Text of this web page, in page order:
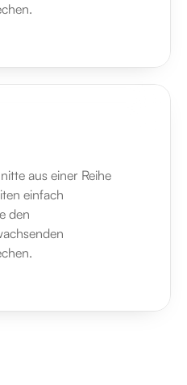
aus einer Reihe
einfach
den